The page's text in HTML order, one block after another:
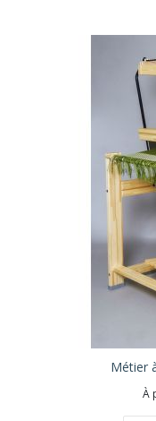
Métier
À